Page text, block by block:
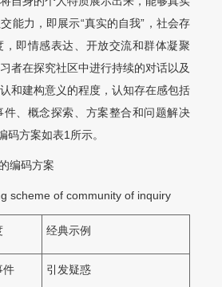
能力，即展示“真实的自我”，社会存
即情感表达、开放交流和群体凝聚
者在探究社区中进行持续的对话以及
和建构意义的程度，认知存在感包括
件、概念探索、方案整合和问题解决
码方案如表1所示。
编码方案
scheme of community of inquiry
经典示例
件 引发疑惑